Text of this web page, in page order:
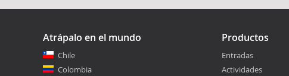
Atrápalo en el mundo
Chile
Colombia
Productos
Entradas
Actividades